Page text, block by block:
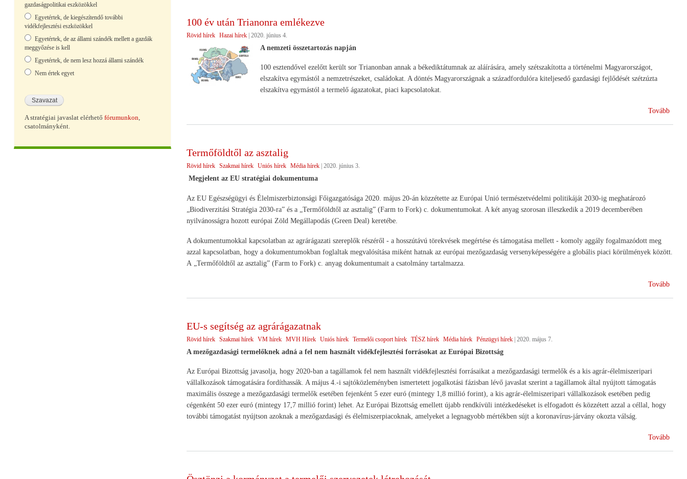
100 év után Trianonra emlékezve
Rövid hírek Hazai hírek | 2020. június 4.
A nemzeti összetartozás napján
100 esztendővel ezelőtt került sor Trianonban annak a békediktátumnak az aláírására, amely szétszakította a történelmi Magyarországot,
elszakítva egymástól a nemzetrészeket, családokat. A döntés Magyarországnak a századfordulóra kiteljesedő gazdasági fejlődését szétzúzta
elszakítva egymástól a termelő ágazatokat, piaci kapcsolatokat.
Tovább
Termőföldtől az asztalig
Rövid hírek Szakmai hírek Uniós hírek Média hírek 2020. június 3.
Megjelent az EU stratégiai dokumentuma
Az EU Egészségügyi és Élelmiszerbiztonsági Főigazgatósága 2020. május 20-án közzétette az Európai Unió természetvédelmi politikáját 2030-ig meghatározó
„Biodiverzitási Stratégia 2030-ra” és a „Termőföldtől az asztalig” (Farm to Fork) c. dokumentumokat. A két anyag szorosan illeszkedik a 2019 decemberében
nyilvánosságra hozott európai Zöld Megállapodás (Green Deal) keretébe.
A dokumentumokkal kapcsolatban az agrárágazati szereplők részéről - a hosszútávú törekvések megértése és támogatása mellett - komoly aggály fogalmazódott meg
azzal kapcsolatban, hogy a dokumentumokban foglaltak megvalósítása miként hatnak az európai mezőgazdaság versenyképességére a globális piaci körülmények között.
A „Termőföldtől az asztalig” (Farm to Fork) c. anyag dokumentumait a csatolmány tartalmazza.
Tovább
EU-s segítség az agrárágazatnak
Rövid hírek Szakmai hírek VM hírek MVH Hírek Uniós hírek Termelői csoport hírek TÉSZ hírek Média hírek Pénzügyi hírek | 2020. május 7.
A mezőgazdasági termelőknek adná a fel nem használt vidékfejlesztési forrásokat az Európai Bizottság
Az Európai Bizottság javasolja, hogy 2020-ban a tagállamok fel nem használt vidékfejlesztési forrásaikat a mezőgazdasági termelők és a kis agrár-élelmiszeripari
vállalkozások támogatására fordíthassák. A május 4.-i sajtóközleményben ismertetett jogalkotási fázisban lévő javaslat szerint a tagállamok által nyújtott támogatás
maximális összege a mezőgazdasági termelők esetében fejenként 5 ezer euró (mintegy 1,8 millió forint), a kis agrár-élelmiszeripari vállalkozások esetében pedig
cégenként 50 ezer euró (mintegy 17,7 millió forint) lehet. Az Európai Bizottság emellett újabb rendkívüli intézkedéseket is elfogadott és közzétett azzal a céllal, hogy
további támogatást nyújtson azoknak a mezőgazdasági és élelmiszerpiacoknak, amelyeket a legnagyobb mértékben sújt a koronavírus-járvány okozta válság.
Tovább
gazdaságpolitikai eszközökkel
Egyetértek, de kiegészítendő további
vidékfejlesztési eszközökkel
Egyetértek, de az állami szándék mellett a gazdák
meggyőzése is kell
Egyetértek, de nem lesz hozzá állami szándék
Nem értek egyet
A stratégiai javaslat elérhető fórumunkon
csatolmányként.